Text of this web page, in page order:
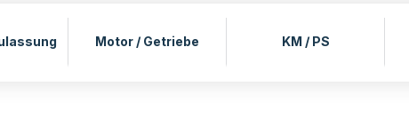
Motor / Getriebe KM / PS